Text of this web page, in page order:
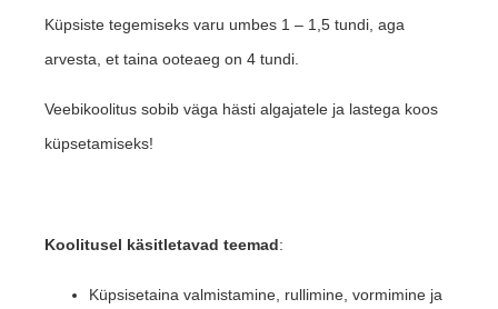
Küpsiste tegemiseks varu umbes 1 – 1,5 tundi, aga
arvesta, et taina ooteaeg on 4 tundi.
Veebikoolitus sobib väga hästi algajatele ja lastega koos
küpsetamiseks!
Koolitusel käsitletavad teemad:
Küpsisetaina valmistamine, rullimine, vormimine ja